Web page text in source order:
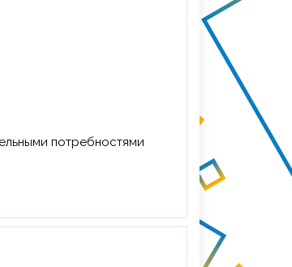
потребностями